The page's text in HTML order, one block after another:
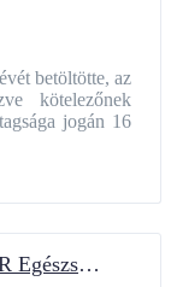
betöltötte, az
kötelezőnek
jogán 16